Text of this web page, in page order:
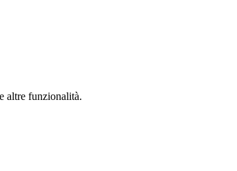
altre funzionalità.